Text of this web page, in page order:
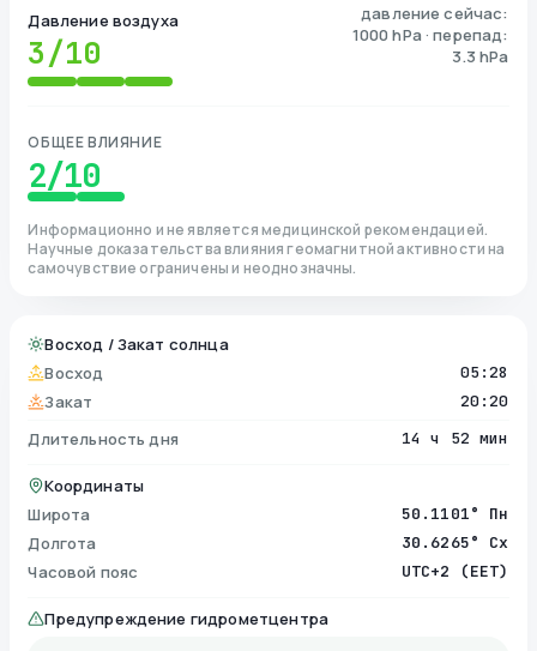
Давление воздуха
3/10
давление сейчас:
1000 hPa · перепад:
3.3 hPa
ОБЩЕЕ ВЛИЯНИЕ
2/10
Информационно и не является медицинской рекомендацией.
Научные доказательства влияния геомагнитной активности на
самочувствие ограничены и неоднозначны.
Восход / Закат солнца
Восход
05:28
Закат 20:20
Длительность дня 14 ч 52 мин
Координаты
Широта
50.1101° Пн
Долгота 30.6265° Сх
Часовой пояс UTC+2 (EET)
Предупреждение гидрометцентра